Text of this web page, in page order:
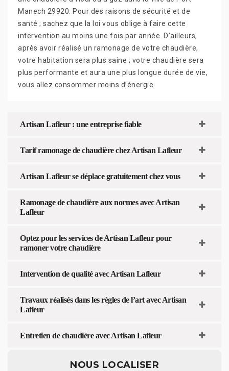
Manech 29920. Pour des raisons de sécurité et de
santé ; sachez que la loi vous oblige à faire cette
intervention au moins une fois par année. D’ailleurs,
après avoir réalisé un ramonage de votre chaudière,
votre habitation sera plus saine ; votre chaudière sera
plus performante et aura une plus longue durée de vie,
vous allez consommer moins d’énergie.
Artisan Lafleur : une entreprise fiable
Tarif ramonage de chaudière chez Artisan Lafleur
Artisan Lafleur se déplace gratuitement chez vous
Ramonage de chaudière aux normes avec Artisan
Lafleur
Optez pour les services de Artisan Lafleur pour
ramoner votre chaudière
Intervention de qualité avec Artisan Lafleur
Travaux réalisés dans les règles de l’art avec Artisan
Lafleur
Entretien de chaudière avec Artisan Lafleur
NOUS LOCALISER